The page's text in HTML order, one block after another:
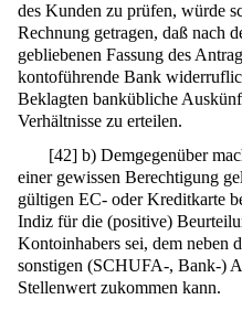
des Kunden zu prüfen, würde
Rechnung getragen, daß nach
gebliebenen Fassung des
kontoführende Bank
Beklagten bankübliche
Verhältnisse zu erteilen.
[42] b) Demgegenüber
einer gewissen Berechtigung
gültigen EC- oder Kreditkarte
Indiz für die (positive)
Kontoinhabers sei, dem neben
sonstigen (SCHUFA-, Bank-)
Stellenwert zukommen kann.